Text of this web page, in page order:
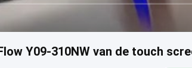
Y09-310NW van de touch